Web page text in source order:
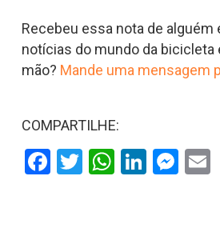
Recebeu essa nota de alguém
notícias do mundo da bicicleta
mão? Mande uma mensagem
COMPARTILHE:
Facebook
Twitter
WhatsApp